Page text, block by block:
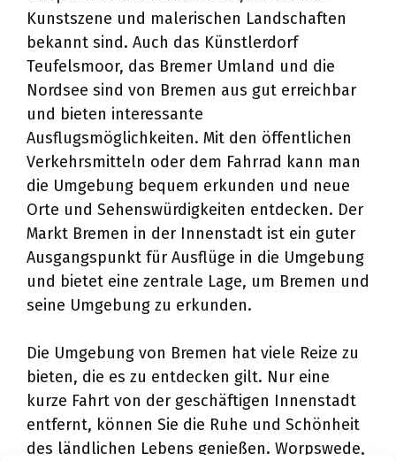
Kunstszene und malerischen Landschaften
bekannt sind. Auch das Künstlerdorf
Teufelsmoor, das Bremer Umland und die
Nordsee sind von Bremen aus gut erreichbar
und bieten interessante
Ausflugsmöglichkeiten. Mit den öffentlichen
Verkehrsmitteln oder dem Fahrrad kann man
die Umgebung bequem erkunden und neue
Orte und Sehenswürdigkeiten entdecken. Der
Markt Bremen in der Innenstadt ist ein guter
Ausgangspunkt für Ausflüge in die Umgebung
und bietet eine zentrale Lage, um Bremen und
seine Umgebung zu erkunden.
Die Umgebung von Bremen hat viele Reize zu
bieten, die es zu entdecken gilt. Nur eine
kurze Fahrt von der geschäftigen Innenstadt
entfernt, können Sie die Ruhe und Schönheit
des ländlichen Lebens genießen. Worpswede,